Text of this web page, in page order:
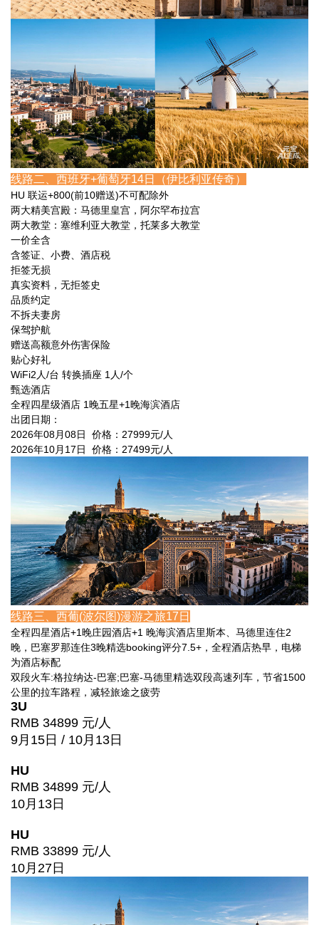
线路二、西班牙+葡萄牙14日（伊比利亚传奇）
HU 联运+800(前10赠送)不可配除外
两大精美宫殿：马德里皇宫，阿尔罕布拉宫
两大教堂：塞维利亚大教堂，托莱多大教堂
一价全含
含签证、小费、酒店税
拒签无损
真实资料，无拒签史
品质约定
不拆夫妻房
保驾护航
赠送高额意外伤害保险
贴心好礼
WiFi2人/台 转换插座 1人/个
甄选酒店
全程四星级酒店 1晚五星+1晚海滨酒店
出团日期：
2026年08月08日 价格：27999元/人
2026年10月17日 价格：27499元/人
线路三、西葡(波尔图)漫游之旅17日
全程四星酒店+1晚庄园酒店+1 晚海滨酒店里斯本、马德里连住2
晚，巴塞罗那连住3晚精选booking评分7.5+，全程酒店热早，电梯
为酒店标配
双段火车:格拉纳达-巴塞;巴塞-马德里精选双段高速列车，节省1500
公里的拉车路程，减轻旅途之疲劳
3U
RMB 34899 元/人
9月15日 / 10月13日
HU
RMB 34899 元/人
10月13日
HU
RMB 33899 元/人
10月27日